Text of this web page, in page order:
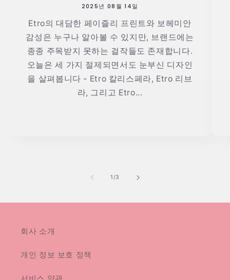
2025년 08월 14일
Etro의 대담한 페이즐리 프린트와 보헤미안
감성은 누구나 알아볼 수 있지만, 브랜드에는
종종 주목받지 못하는 걸작들도 존재합니다.
오늘은 세 가지 절제되면서도 눈부신 디자인
을 살펴봅니다 - Etro 칼리스페라, Etro 리브
라, 그리고 Etro...
1/의
3
회사 소개
개인 정보 보호 정책